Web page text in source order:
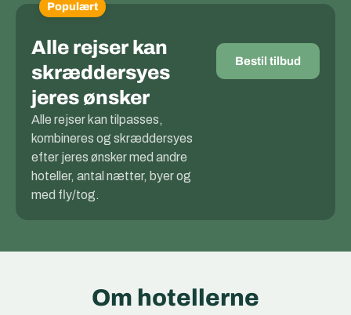
Populært
Alle rejser kan
skræddersyes
jeres ønsker
Alle rejser kan tilpasses,
kombineres og skræddersyes
efter jeres ønsker med andre
hoteller, antal nætter, byer og
med fly/tog.
Bestil tilbud
Om hotellerne